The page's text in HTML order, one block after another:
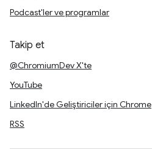
Podcast'ler ve programlar
Takip et
@ChromiumDev X'te
YouTube
LinkedIn'de Geliştiriciler için Chrome
RSS